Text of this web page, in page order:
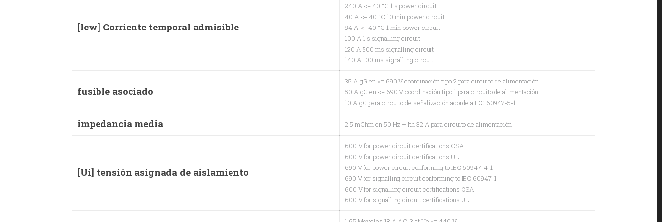
[Icw] Corriente temporal admisible
240 A <= 40 °C 1 s power circuit
40 A <= 40 °C 10 min power circuit
84 A <= 40 °C 1 min power circuit
100 A 1 s signalling circuit
120 A 500 ms signalling circuit
140 A 100 ms signalling circuit
fusible asociado
35 A gG en <= 690 V coordinación tipo 2 para circuito de alimentación
50 A gG en <= 690 V coordinación tipo 1 para circuito de alimentación
10 A gG para circuito de señalización acorde a IEC 60947-5-1
impedancia media 2.5 mOhm en 50 Hz – Ith 32 A para circuito de alimentación
[Ui] tensión asignada de aislamiento
600 V for power circuit certifications CSA
600 V for power circuit certifications UL
690 V for power circuit conforming to IEC 60947-4-1
690 V for signalling circuit conforming to IEC 60947-1
600 V for signalling circuit certifications CSA
600 V for signalling circuit certifications UL